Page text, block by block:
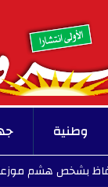
وطنية
موزعا آليا لاحد